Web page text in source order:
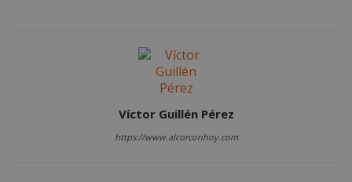
Víctor Guillén Pérez
https://www.alcorconhoy.com